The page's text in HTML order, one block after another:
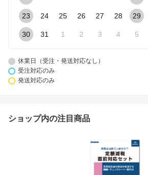
23 24 25 26 27 28 29
30 31 1 2 3 4 5
休業日（受注・発送対応なし）
受注対応のみ
発送対応のみ
ショップ内の注目商品